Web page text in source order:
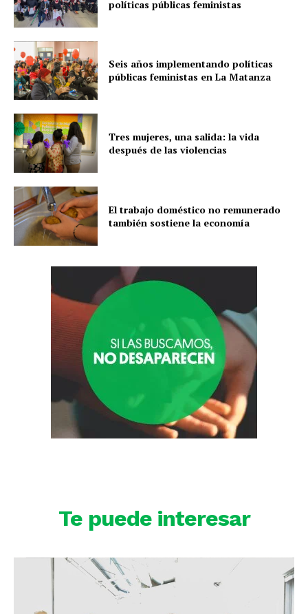
políticas públicas feministas
Seis años implementando políticas
públicas feministas en La Matanza
Tres mujeres, una salida: la vida
después de las violencias
El trabajo doméstico no remunerado
también sostiene la economía
Te puede interesar